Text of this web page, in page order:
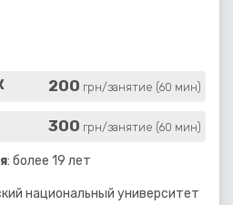
200 грн/занятие (60 мин)
300 грн/занятие (60 мин)
: более 19 лет
национальный университет